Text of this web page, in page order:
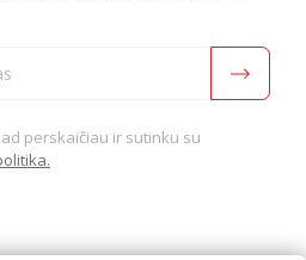
perskaičiau ir sutinku su